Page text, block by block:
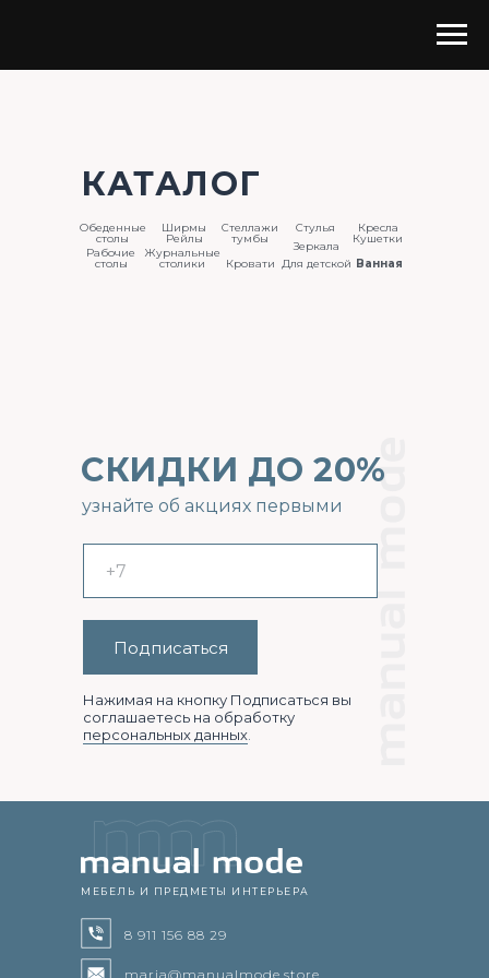
КАТАЛОГ
Обеденные
столы
Стеллажи
тумбы
Кресла
Кушетки
Журнальные
столики
Рабочие
столы
Ширмы
Рейлы
Кровати
Стулья
Зеркала
Для детской Ванная
СКИДКИ ДО 20%
Подписаться
Нажимая на кнопку Подписаться вы
соглашаетесь на обработку
персональных данных
узнайте об акциях первыми
МЕБЕЛЬ И ПРЕДМЕТЫ ИНТЕРЬЕРА
8 911 156 88 29
maria@manualmode.store